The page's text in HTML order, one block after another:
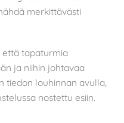
merkittävästi
että tapaturmia
ja niihin johtavaa
tiedon louhinnan avulla,
nostettu esiin.